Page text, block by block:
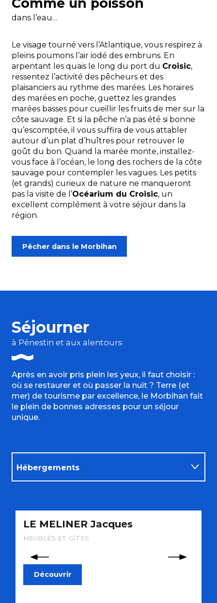
Comme un poisson
dans l’eau…
Le visage tourné vers l’Atlantique, vous respirez à
pleins poumons l’air iodé des embruns. En
arpentant les quais le long du port du Croisic,
ressentez l’activité des pêcheurs et des
plaisanciers au rythme des marées. Les horaires
des marées en poche, guettez les grandes
marées basses pour cueillir les fruits de mer sur la
côte sauvage. Et si la pêche n’a pas été si bonne
qu’escomptée, il vous suffira de vous attabler
autour d’un plat d’huîtres pour retrouver le
goût du bon. Quand la marée monte, installez-
vous face à l’océan, le long des rochers de la côte
sauvage pour contempler les vagues. Les petits
(et grands) curieux de nature ne manqueront
pas la visite de l’Océarium du Croisic, un
excellent complément à votre séjour dans la
région.
Pêcher dans le Morbihan
Séjourner
à Pénestin et aux alentours
Après en avoir pris plein les yeux, il faut choisir :
où se restaurer et où passer la nuit ? Terre (et
mer) de tourisme par excellence, le Morbihan fait
le plein de bonnes adresses pour un séjour
unique.
Hébergements
A voir à faire
LE MELINER Jacques
MEUBLÉS ET GÎTES
Découvrir